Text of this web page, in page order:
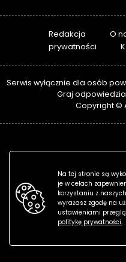
Redakcja O
prywatności
Serwis wyłącznie dla osób
Graj
Copyright ©
Na tej stronie są
je w celach
korzystaniu z
wyrażasz zgodę na
ustawieniami
politykę prywatności.